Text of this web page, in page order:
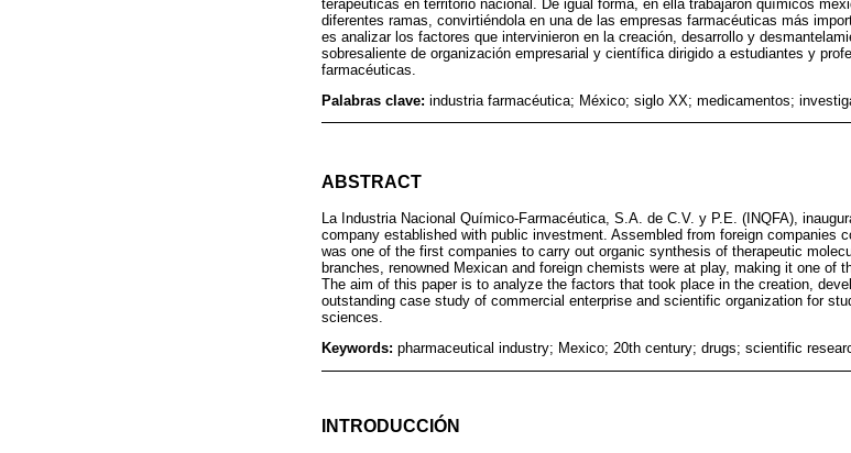
terapéuticas en territorio nacional. De igual forma, en ella trabajaron químicos
diferentes ramas, convirtiéndola en una de las empresas farmacéuticas más
es analizar los factores que intervinieron en la creación, desarrollo y
sobresaliente de organización empresarial y científica dirigido a estudiantes y
farmacéuticas.
Palabras clave: industria farmacéutica; México; siglo XX; medicamentos;
ABSTRACT
La Industria Nacional Químico-Farmacéutica, S.A. de C.V. y P.E. (INQFA),
company established with public investment. Assembled from foreign companies
was one of the first companies to carry out organic synthesis of therapeutic
branches, renowned Mexican and foreign chemists were at play, making it one of
The aim of this paper is to analyze the factors that took place in the creation,
outstanding case study of commercial enterprise and scientific organization for
sciences.
Keywords: pharmaceutical industry; Mexico; 20th century; drugs; scientific
INTRODUCCIÓN